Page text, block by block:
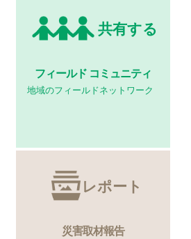
共有する
フィールド コミュニティ
地域のフィールドネットワーク
レポート
災害取材報告